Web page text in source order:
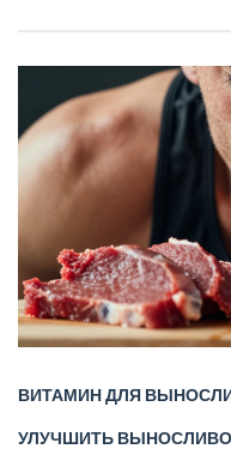
ВИТАМИН ДЛЯ
УЛУЧШИТЬ